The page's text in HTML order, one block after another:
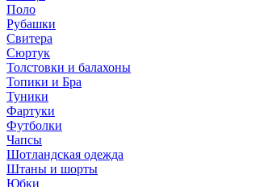
Поло
Рубашки
Свитера
Сюртук
Толстовки и балахоны
Топики и Бра
Туники
Фартуки
Футболки
Чапсы
Шотландская одежда
Штаны и шорты
Юбки